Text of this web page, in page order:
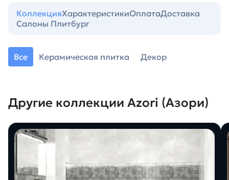
КоллекцияХарактеристикиОплатаДоставка
Салоны Плитбург
Все Керамическая плитка Декор
Другие коллекции Azori (Азори)